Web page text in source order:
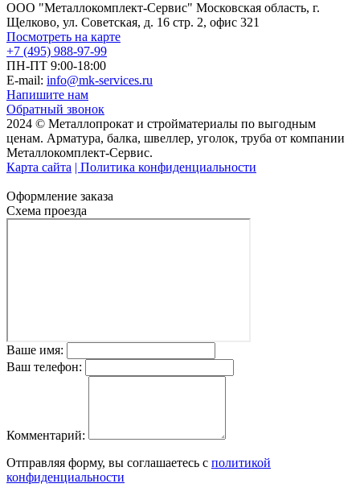
ООО "Металлокомплект-Сервис" Московская область, г.
Щелково, ул. Советская, д. 16 стр. 2, офис 321
Посмотреть на карте
+7 (495) 988-97-99
ПН-ПТ 9:00-18:00
E-mail: info@mk-services.ru
Напишите нам
Обратный звонок
2024 © Металлопрокат и стройматериалы по выгодным
ценам. Арматура, балка, швеллер, уголок, труба от компании
Металлокомплект-Сервис.
Карта сайта | Политика конфиденциальности
Оформление заказа
Схема проезда
Ваше имя:
Ваш телефон:
Комментарий:
Отправляя форму, вы соглашаетесь с политикой
конфиденциальности